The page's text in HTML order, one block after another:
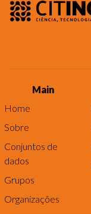
Main
Home
Sobre
Conjuntos de
dados
Grupos
Organizações